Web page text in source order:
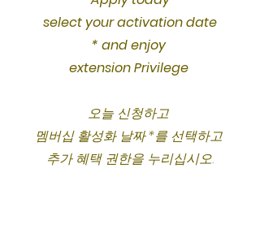
select your activation date
* and enjoy
extension Privilege
오늘 신청하고
멤버십 활성화 날짜 *를 선택하고
추가 혜택 권한을 누리십시오.